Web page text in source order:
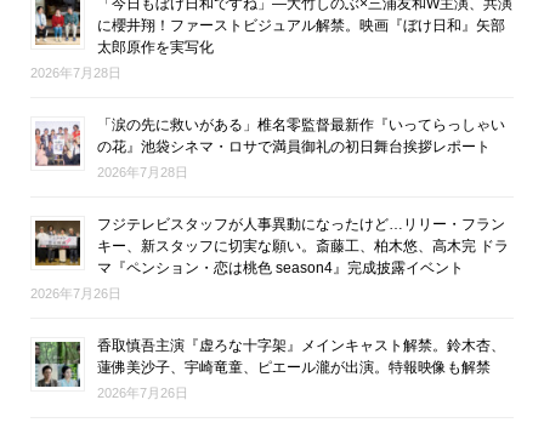
「今日もぼけ日和ですね」―大竹しのぶ×三浦友和W主演、共演
に櫻井翔！ファーストビジュアル解禁。映画『ぼけ日和』矢部
太郎原作を実写化
2026年7月28日
「涙の先に救いがある」椎名零監督最新作『いってらっしゃい
の花』池袋シネマ・ロサで満員御礼の初日舞台挨拶レポート
2026年7月28日
フジテレビスタッフが人事異動になったけど…リリー・フラン
キー、新スタッフに切実な願い。斎藤工、柏木悠、高木完 ドラ
マ『ペンション・恋は桃色 season4』完成披露イベント
2026年7月26日
香取慎吾主演『虚ろな十字架』メインキャスト解禁。鈴木杏、
蓮佛美沙子、宇崎竜童、ピエール瀧が出演。特報映像も解禁
2026年7月26日